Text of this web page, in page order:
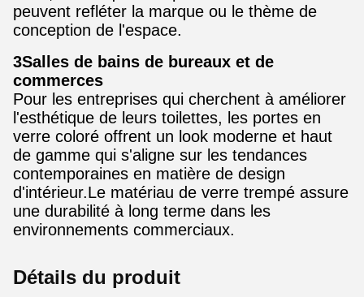
peuvent refléter la marque ou le thème de
conception de l'espace.
3Salles de bains de bureaux et de
commerces
Pour les entreprises qui cherchent à améliorer
l'esthétique de leurs toilettes, les portes en
verre coloré offrent un look moderne et haut
de gamme qui s'aligne sur les tendances
contemporaines en matière de design
d'intérieur.Le matériau de verre trempé assure
une durabilité à long terme dans les
environnements commerciaux.
Détails du produit